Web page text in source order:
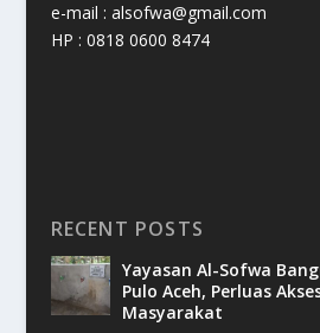
e-mail : alsofwa@gmail.com
HP : 0818 0600 8474
RECENT POSTS
Yayasan Al-Sofwa
Pulo Aceh, Perluas
Masyarakat